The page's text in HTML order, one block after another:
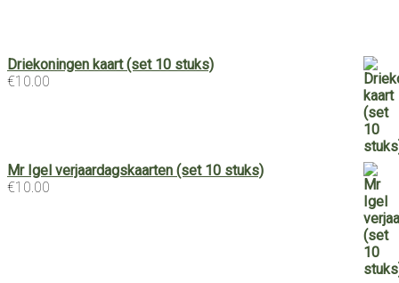
Driekoningen kaart (set 10 stuks)
€10.00
Mr Igel verjaardagskaarten (set 10 stuks)
€10.00